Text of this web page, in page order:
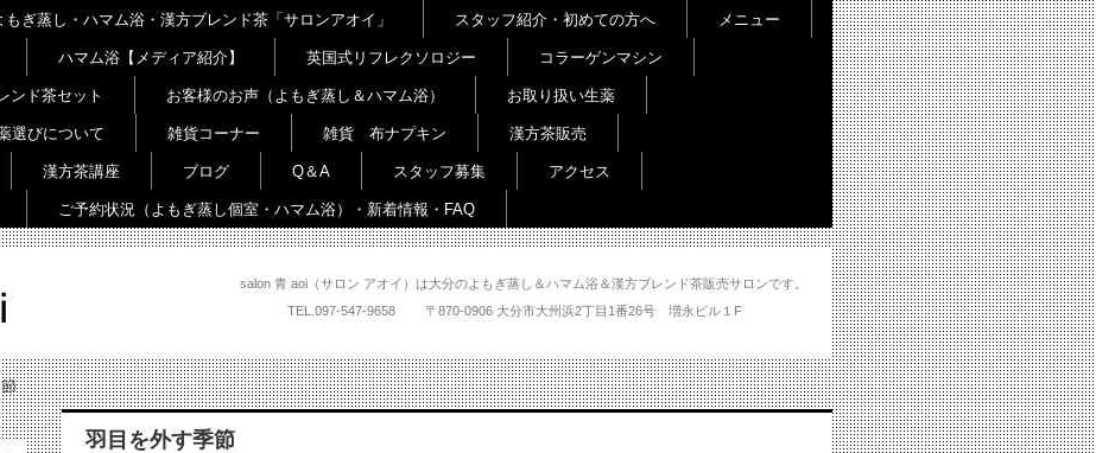
salon 青 aoi（サロン アオイ）は大分のよもぎ蒸し＆ハマム浴＆漢方ブレンド茶販売サロンです。
TEL. 097-547-9658 〒870-0906 大分市大州浜2丁目1番26号 増永ビル１F
もぎ蒸し・ハマム浴・漢方ブレンド茶「サロンアオイ」 スタッフ紹介・初めての方へ メニュー
ハマム浴【メディア紹介】 英国式リフレクソロジー コラーゲンマシン
ンド茶セット お客様のお声（よもぎ蒸し＆ハマム浴） お取り扱い生薬
選びについて 雑貨コーナー 雑貨 布ナプキン 漢方茶販売
漢方茶講座 ブログ Q＆A スタッフ募集 アクセス
ご予約状況（よもぎ蒸し個室・ハマム浴）・新着情報・FAQ
羽目を外す季節